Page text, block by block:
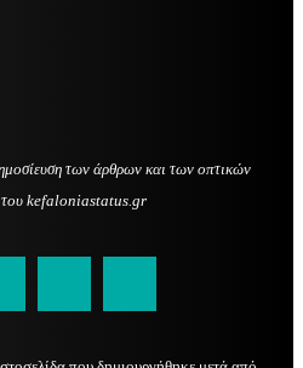
των άρθρων και των οπτικών
του kefaloniastatus.gr